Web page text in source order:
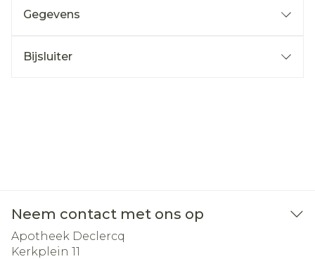
Gegevens
Bijsluiter
Neem contact met ons op
Apotheek Declercq
Kerkplein 11